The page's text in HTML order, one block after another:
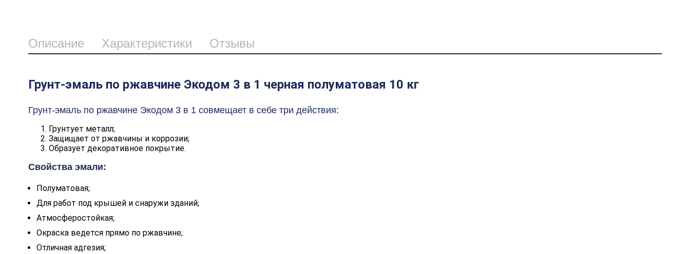
Описание Характеристики Отзывы
Грунт-эмаль по ржавчине Экодом 3 в 1 черная полуматовая 10 кг
Грунт-эмаль по ржавчине Экодом 3 в 1 совмещает в себе три действия:
Грунтует металл;
Защищает от ржавчины и коррозии;
Образует декоративное покрытие.
Свойства эмали:
Полуматовая;
Для работ под крышей и снаружи зданий;
Атмосферостойкая;
Окраска ведется прямо по ржавчине;
Отличная адгезия;